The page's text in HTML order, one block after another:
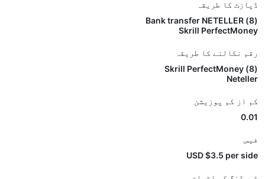
ڈپازٹ کا طریقہ
(8) Bank transfer NETELLER
Skrill PerfectMoney
رقم نکالنے کا طریقہ
(8) Skrill PerfectMoney
Neteller
کم از کم پوزیشن
0.01
فیس
USD $3.5 per side